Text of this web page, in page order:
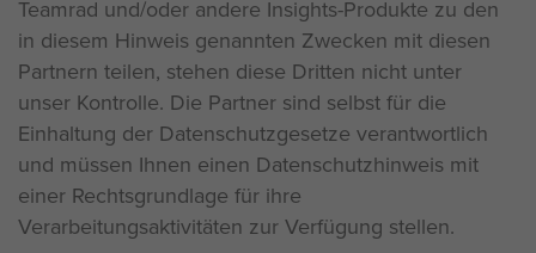
Teamrad und/oder andere Insights-Produkte zu den
in diesem Hinweis genannten Zwecken mit diesen
Partnern teilen, stehen diese Dritten nicht unter
unser Kontrolle. Die Partner sind selbst für die
Einhaltung der Datenschutzgesetze verantwortlich
und müssen Ihnen einen Datenschutzhinweis mit
einer Rechtsgrundlage für ihre
Verarbeitungsaktivitäten zur Verfügung stellen.